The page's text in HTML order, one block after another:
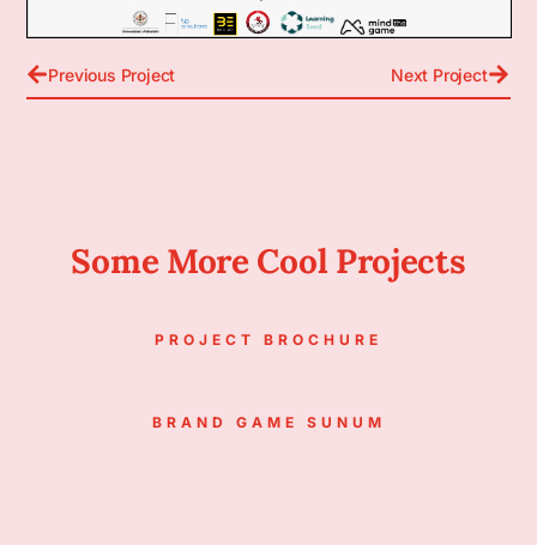
Previous Project Next Project
Some More Cool Projects
PROJECT BROCHURE
BRAND GAME SUNUM